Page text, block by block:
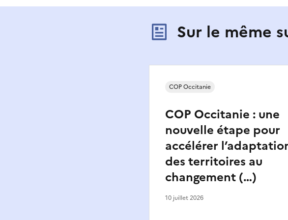
Sur le même
COP Occitanie : une
nouvelle étape pour
accélérer
des territoires au
changement (…)
COP Occitanie
10 juillet 2026